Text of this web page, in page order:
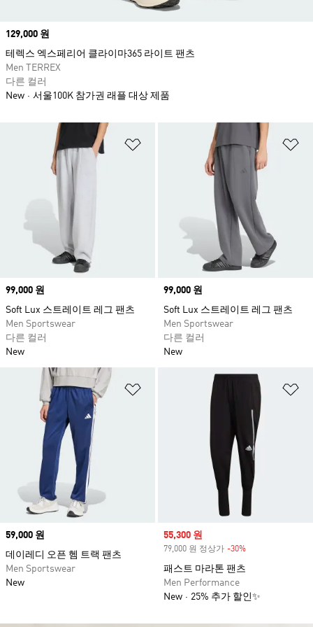
위시리스트 담기
Price
99,000 원
Soft Lux 스트레이트 레그 팬츠
Men Sportswear
다른 컬러
New
Price
99,000 원
Soft Lux 스트레이트 레그 팬츠
Men Sportswear
다른 컬러
New
위시리스트 담기
Price
59,000 원
데이레디 오픈 헴 트랙 팬츠
Men Sportswear
New
Sale price
55,300 원
79,000 원 정상가 -30%
패스트 마라톤 팬츠
Men Performance
New
25% 추가 할인✨
Price
129,000 원
테렉스 엑스페리어 클라이마365 라이트 팬츠
Men TERREX
다른 컬러
New
서울100K 참가권 래플 대상 제품